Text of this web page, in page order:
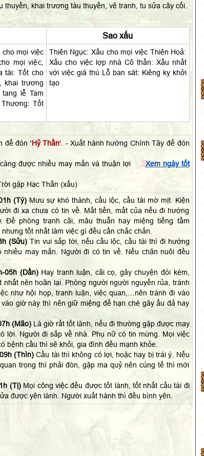
thuyền, khai trương tàu thuyền, vẽ tranh, tu sửa cây cối.
Sao xấu
mọi việc
mọi việc,
tài: Tốt cho
khai trương
lễ Tam
Tốt
Thiên Ngục: Xấu cho mọi việc Thiên Hoả:
Xấu cho việc lợp nhà Cô thần: Xấu nhất
với việc giá thú Lỗ ban sát: Kiêng kỵ khởi
tạo
để đón 'Hỷ Thần'. - Xuất hành hướng Chính Tây để đón
được nhiều may mắn và thuận lợi
Xem ngày tốt
gặp Hạc Thần (xấu)
(Tý) Mưu sự khó thành, cầu lộc, cầu tài mờ mịt. Kiện
đi xa chưa có tin về. Mất tiền, mất của nếu đi hướng
Đề phòng tranh cãi, mâu thuẫn hay miệng tiếng tầm
tốt nhất làm việc gì đều cần chắc chắn.
(Sửu) Tin vui sắp tới, nếu cầu lộc, cầu tài thì đi hướng
may mắn. Người đi có tin về. Nếu chăn nuôi đều
05h (Dần) Hay tranh luận, cãi cọ, gây chuyện đói kém,
nhất nên hoãn lại. Phòng người người nguyền rủa, tránh
như hội họp, tranh luận, việc quan,…nên tránh đi vào
giờ này thì nên giữ miệng để hạn ché gây ẩu đả hay
(Mão) Là giờ rất tốt lành, nếu đi thường gặp được may
lời. Người đi sắp về nhà. Phụ nữ có tin mừng. Mọi việc
bệnh cầu thì sẽ khỏi, gia đình đều mạnh khỏe.
(Thìn) Cầu tài thì không có lợi, hoặc hay bị trái ý. Nếu
trọng thì phải đòn, gặp ma quỷ nên cúng tế thì mới
(Tị) Mọi công việc đều được tốt lành, tốt nhất cầu tài đi
được yên lành. Người xuất hành thì đều bình yên.